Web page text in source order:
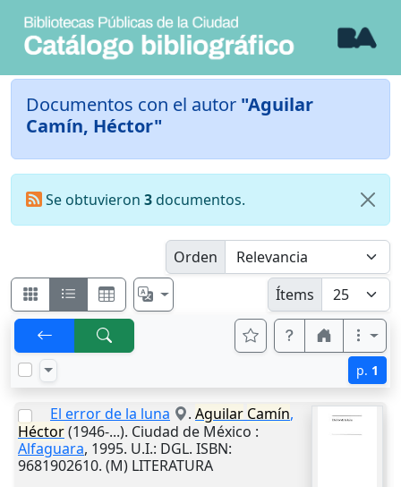
Documentos con el autor "Aguilar
Camín, Héctor"
Se obtuvieron 3documentos.
Orden
Ítems
p. 1
El error de la luna . Aguilar Camín,
Héctor(1946-...). Ciudad de México :
Alfaguara, 1995. U.I.: DGL. ISBN:
9681902610. (M) LITERATURA